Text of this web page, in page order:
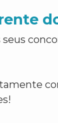
seus